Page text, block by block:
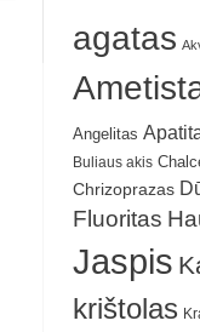
agatas
Angelitas
Buliaus akis
Chrizoprazas
Fluoritas
Jaspis
krištolas